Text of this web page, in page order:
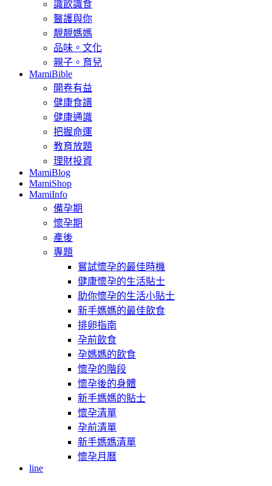
識飲識食
醫護與你
靚靚媽媽
品味。文化
親子。育兒
MamiBible
開卷有益
健康食譜
健康通識
把握命運
教育放題
理財投資
MamiBlog
MamiShop
MamiInfo
備孕期
懷孕期
產後
專題
嘗試懷孕的最佳時機
健康懷孕的生活貼士
助你懷孕的生活小貼士
新手媽媽的最佳飲食
排卵指南
孕前飲食
孕媽媽的飲食
懷孕的階段
懷孕後的身體
新手媽媽的貼士
懷孕清單
孕前清單
新手媽媽清單
懷孕月曆
line